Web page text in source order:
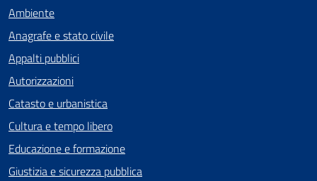
Ambiente
Anagrafe e stato civile
Appalti pubblici
Autorizzazioni
Catasto e urbanistica
Cultura e tempo libero
Educazione e formazione
Giustizia e sicurezza pubblica